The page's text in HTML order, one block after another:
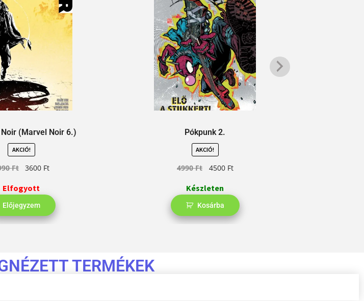
(Marvel Noir 6.)
AKCIÓ!
Ft 3600 Ft
Elfogyott
Előjegyzem
Pókpunk 2.
AKCIÓ!
4990Ft 4500 Ft
Készleten
Kosárba
TERMÉKEK